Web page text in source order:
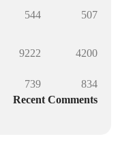
507
544
4200
834
9222
739
Recent Comments